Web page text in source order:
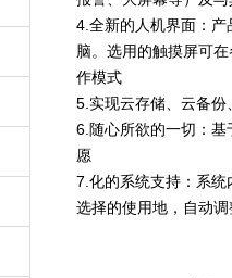
4.全新的人机界面：
脑。选用的触摸屏可
作模式
5.实现云存储、云备
6.随心所欲的一切：基
愿
7.化的系统支持：系
选择的使用地，自动